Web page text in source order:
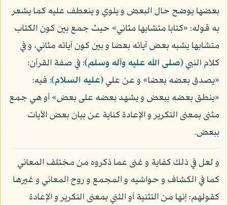
بعضها يوضح حال البعض و يلوي و ينعطف عليه كما يشعر
به قوله: «كتابا متشابها مثاني» حيث جمع بين كون الكتاب
متشابها يشبه بعض آياته بعضا و بين كون آياته مثاني، و في
كلام النبي(صلى الله عليه وآله وسلم): في صفة القرآن:
«يصدق بعضه بعضا» و عن علي(عليه السلام): فيه:
«ينطق بعضه ببعض و يشهد بعضه على بعض» أو هي جمع
مثنى بمعنى التكرير و الإعادة كناية عن بيان بعض الآيات
ببعض.
و لعل في ذلك كفاية و غنى عما ذكروه من مختلف المعاني
كما في الكشاف و حواشيه و المجمع و روح المعاني و غيرها
كقولهم: إنها من التثنية أو الثني بمعنى التكرير و الإعادة